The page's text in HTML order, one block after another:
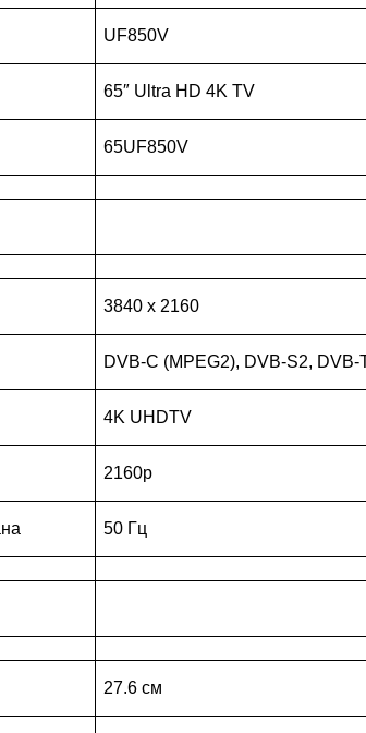
UF850V
65″ Ultra HD 4K TV
65UF850V
3840 x 2160
DVB-C (MPEG2), DVB-S2, DVB-
4K UHDTV
2160p
50 Гц
27.6 см